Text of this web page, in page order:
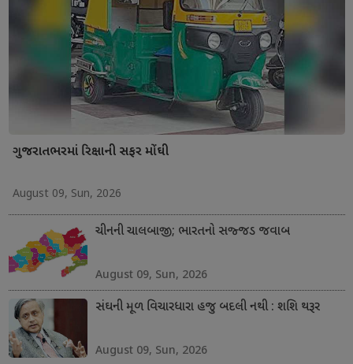
ગુજરાતભરમાં રિક્ષાની સફર મોંઘી
August 09, Sun, 2026
ચીનની ચાલબાજી; ભારતનો સજ્જડ જવાબ
August 09, Sun, 2026
સંઘની મૂળ વિચારધારા હજુ બદલી નથી : શશિ થરૂર
August 09, Sun, 2026